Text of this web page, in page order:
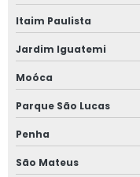
Empresa de
Fabricação de
Fabricação de
Reforma de
Reforma estrutural
Itaim Paulista
Jardim Iguatemi
Moóca
Parque São Lucas
Penha
São Mateus